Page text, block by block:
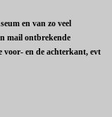
en van zo veel
mail ontbrekende
voor- en de achterkant, evt